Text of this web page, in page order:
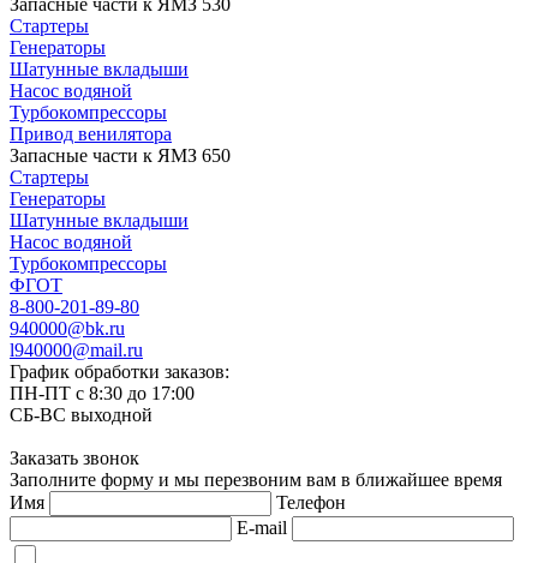
Стартеры
Генераторы
Шатунные вкладыши
Насос водяной
Турбокомпрессоры
Привод венилятора
Запасные части к ЯМЗ 650
Стартеры
Генераторы
Шатунные вкладыши
Насос водяной
Турбокомпрессоры
ФГОТ
8-800-201-89-80
940000@bk.ru
l940000@mail.ru
График обработки заказов:
ПН-ПТ с 8:30 до 17:00
СБ-ВС выходной
Заказать звонок
Заполните форму и мы перезвоним вам в ближайшее время
Имя
Телефон
E-mail